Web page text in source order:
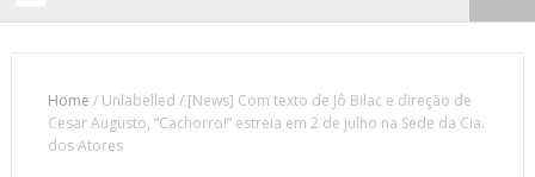
Home /Unlabelled / [News] Com texto de Jô Bilac e direção de
Cesar Augusto, “Cachorro!” estreia em 2 de julho na Sede da Cia.
dos Atores